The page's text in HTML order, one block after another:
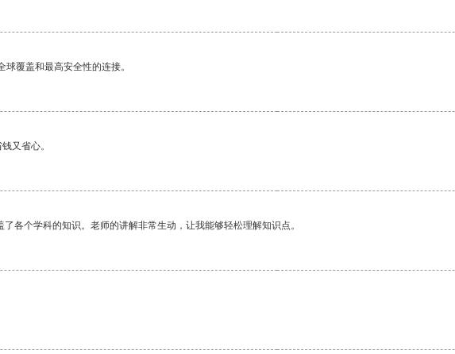
覆盖和最高安全性的连接。
又省心。
各个学科的知识。老师的讲解非常生动，让我能够轻松理解知识点。